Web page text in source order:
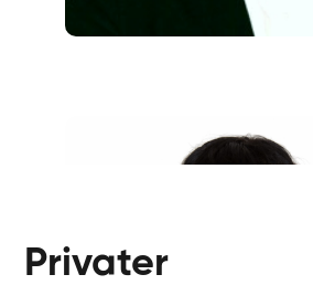
Privater